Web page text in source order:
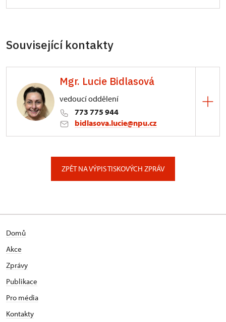
Související kontakty
Mgr. Lucie Bidlasová
vedoucí oddělení
773 775 944
bidlasova.lucie@npu.cz
ZPĚT NA VÝPIS TISKOVÝCH ZPRÁV
Domů
Akce
Zprávy
Publikace
Pro média
Kontakty